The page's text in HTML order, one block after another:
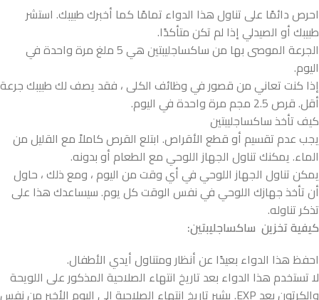
احرص دائمًا على تناول هذا الدواء تمامًا كما أخبرك طبيبك. استشر
طبيبك أو الصيدلي إذا لم تكن متأكدًا.
الجرعة الموصى بها من ساكساجليبتين هي 5 ملغ مرة واحدة في
اليوم.
إذا كنت تعاني من قصور في وظائف الكلى ، فقد يصف لك طبيبك جرعة
أقل. قرص 2.5 مجم مرة واحدة في اليوم.
كيف تأخذ ساكساجليبتين
يجب عدم تقسيم أو قطع الأقراص. ابتلع القرص كاملاً مع القليل من
الماء. يمكنك تناول الجهاز اللوحي مع الطعام أو بدونه.
يمكن تناول الجهاز اللوحي في أي وقت من اليوم ، ومع ذلك ، حاول
أن تأخذ جهازك اللوحي في نفس الوقت كل يوم. سيساعدك هذا على
تذكر تناوله.
كيفية تخزين ساكساجليبتين:
احفظ هذا الدواء بعيدًا عن أنظار ومتناول أيدي الأطفال.
لا تستخدم هذا الدواء بعد تاريخ انتهاء الصلاحية المذكور على اللويحة
والكرتون بعد EXP. يشير تاريخ انتهاء الصلاحية إلى اليوم الأخير من نفس